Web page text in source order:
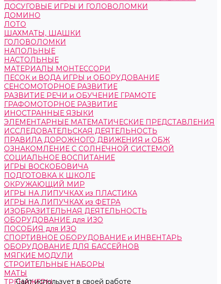
ДОСУГОВЫЕ ИГРЫ И ГОЛОВОЛОМКИ
ДОМИНО
ЛОТО
ШАХМАТЫ, ШАШКИ
ГОЛОВОЛОМКИ
НАПОЛЬНЫЕ
НАСТОЛЬНЫЕ
МАТЕРИАЛЫ МОНТЕССОРИ
ПЕСОК и ВОДА ИГРЫ и ОБОРУДОВАНИЕ
СЕНСОМОТОРНОЕ РАЗВИТИЕ
РАЗВИТИЕ РЕЧИ и ОБУЧЕНИЕ ГРАМОТЕ
ГРАФОМОТОРНОЕ РАЗВИТИЕ
ИНОСТРАННЫЕ ЯЗЫКИ
ЭЛЕМЕНТАРНЫЕ МАТЕМАТИЧЕСКИЕ ПРЕДСТАВЛЕНИЯ
ИССЛЕДОВАТЕЛЬСКАЯ ДЕЯТЕЛЬНОСТЬ
ПРАВИЛА ДОРОЖНОГО ДВИЖЕНИЯ и ОБЖ
ОЗНАКОМЛЕНИЕ С СОЛНЕЧНОЙ СИСТЕМОЙ
СОЦИАЛЬНОЕ ВОСПИТАНИЕ
ИГРЫ ВОСКОБОВИЧА
ПОДГОТОВКА К ШКОЛЕ
ОКРУЖАЮЩИЙ МИР
ИГРЫ НА ЛИПУЧКАХ из ПЛАСТИКА
ИГРЫ НА ЛИПУЧКАХ из ФЕТРА
ИЗОБРАЗИТЕЛЬНАЯ ДЕЯТЕЛЬНОСТЬ
ОБОРУДОВАНИЕ для ИЗО
ПОСОБИЯ для ИЗО
СПОРТИВНОЕ ОБОРУДОВАНИЕ и ИНВЕНТАРЬ
ОБОРУДОВАНИЕ ДЛЯ БАССЕЙНОВ
МЯГКИЕ МОДУЛИ
СТРОИТЕЛЬНЫЕ НАБОРЫ
МАТЫ
ТРЕНАЖЕРЫ
Сайт использует в своей работе